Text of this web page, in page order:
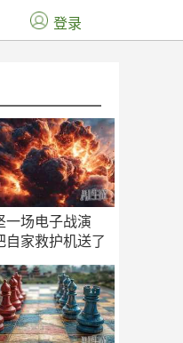
一场电子战演
自家救护机送了
登录